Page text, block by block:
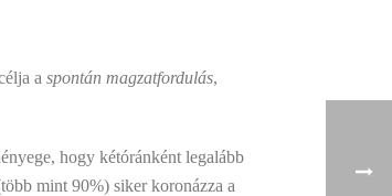
a spontán magzatfordulás,
hogy kétóránként legalább
mint 90%) siker koronázza a